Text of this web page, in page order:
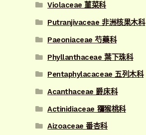
Violaceae 菫菜科
Putranjivaceae 非洲核果木科
Paeoniaceae 芍藥科
Phyllanthaceae 葉下珠科
Pentaphylacaceae 五列木科
Acanthaceae 爵床科
Actinidiaceae 獼猴桃科
Aizoaceae 番杏科